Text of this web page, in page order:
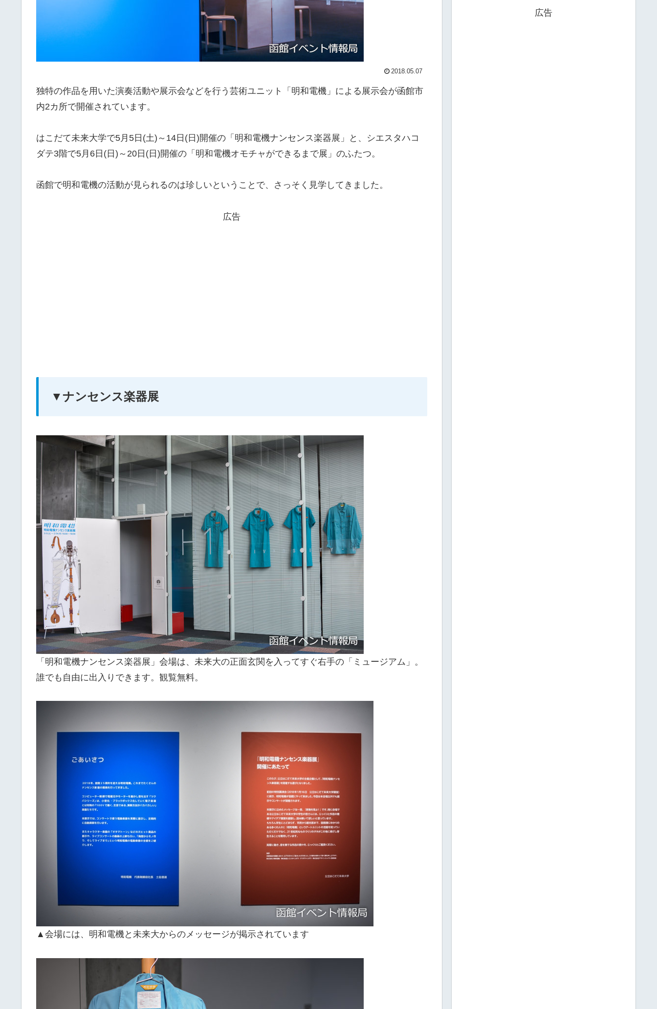
2018.05.07
独特の作品を用いた演奏活動や展示会などを行う芸術ユニット「明和電機」による展示会が函館市
内2カ所で開催されています。
はこだて未来大学で5月5日(土)～14日(日)開催の「明和電機ナンセンス楽器展」と、シエスタハコ
ダテ3階で5月6日(日)～20日(日)開催の「明和電機オモチャができるまで展」のふたつ。
函館で明和電機の活動が見られるのは珍しいということで、さっそく見学してきました。
広告
▼ナンセンス楽器展
「明和電機ナンセンス楽器展」会場は、未来大の正面玄関を入ってすぐ右手の「ミュージアム」。
誰でも自由に出入りできます。観覧無料。
▲会場には、明和電機と未来大からのメッセージが掲示されています
広告